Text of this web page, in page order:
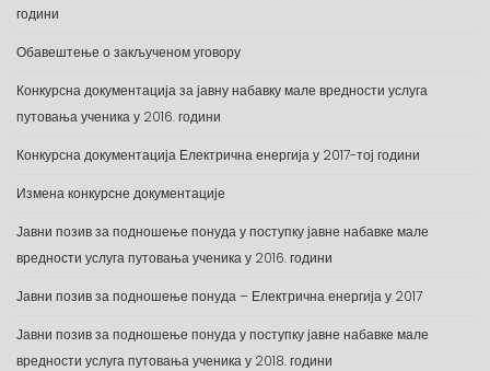
години
Обавештење о закљученом уговору
Конкурсна документација за јавну набавку мале вредности услуга
путовања ученика у 2016. години
Конкурсна документација Електрична енергија у 2017-тој години
Измена конкурсне документације
Јавни позив за подношење понуда у поступку јавне набавке мале
вредности услуга путовања ученика у 2016. години
Јавни позив за подношење понуда – Електрична енергија у 2017
Јавни позив за подношење понуда у поступку јавне набавке мале
вредности услуга путовања ученика у 2018. години